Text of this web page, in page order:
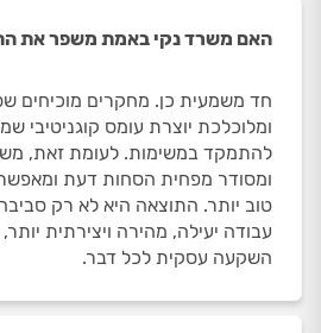
האם משרד נקי באמת משפר את
חד משמעית כן. מחקרים מוכיחים
ומלוכלכת יוצרת עומס קוגניטיבי
להתמקד במשימות. לעומת זאת,
ומסודר מפחית הסחות דעת
טוב יותר. התוצאה היא לא רק
עבודה יעילה, מהירה ויצירתית יותר,
השקעה עסקית לכל דבר.